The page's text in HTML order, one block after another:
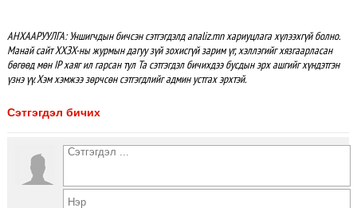
АНХААРУУЛГА: Уншигчдын бичсэн сэтгэгдэлд analiz.mn хариуцлага хүлээхгүй болно.
Манай сайт ХХЗХ-ны журмын дагуу зүй зохисгүй зарим үг, хэллэгийг хязгаарласан
бөгөөд мөн IP хаяг ил гарсан тул Та сэтгэгдэл бичихдээ бусдын эрх ашгийг хүндэтгэн
үзнэ үү. Хэм хэмжээ зөрчсөн сэтгэгдлийг админ устгах эрхтэй.
Сэтгэгдэл бичих